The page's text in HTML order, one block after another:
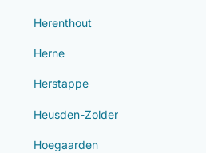
Herenthout
Herne
Herstappe
Heusden-Zolder
Hoegaarden